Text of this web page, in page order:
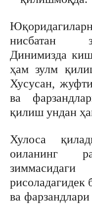
нисбатан
Динимизда
ҳам зулм
Хусусан,
ва
қилиш ундан
Хулоса
оиланинг
рисоладагидек
ва